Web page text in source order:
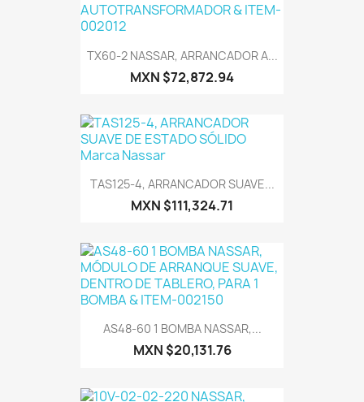
TX60-2 NASSAR, ARRANCADOR A...
MXN $72,872.94
TAS125-4, ARRANCADOR SUAVE...
MXN $111,324.71
AS48-60 1 BOMBA NASSAR,...
MXN $20,131.76